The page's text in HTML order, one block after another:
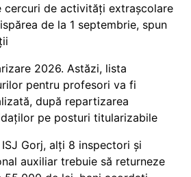
cercuri de activități extrașcolare
de la 1 septembrie, spun
2026. Astăzi, lista
pentru profesori va fi
după repartizarea
pe posturi titularizabile
ISJ Gorj, alți 8 inspectori și
auxiliar trebuie să returneze